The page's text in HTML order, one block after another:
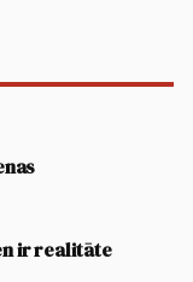
ir realitāte